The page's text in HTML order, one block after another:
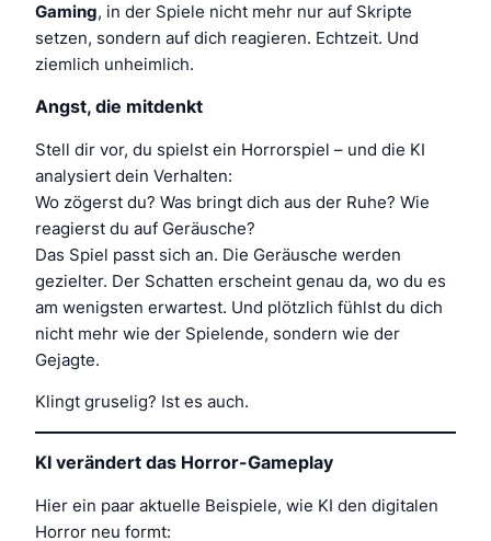
Gaming, in der Spiele nicht mehr nur auf Skripte
setzen, sondern auf dich reagieren. Echtzeit. Und
ziemlich unheimlich.
Angst, die mitdenkt
Stell dir vor, du spielst ein Horrorspiel – und die KI
analysiert dein Verhalten:
Wo zögerst du? Was bringt dich aus der Ruhe? Wie
reagierst du auf Geräusche?
Das Spiel passt sich an. Die Geräusche werden
gezielter. Der Schatten erscheint genau da, wo du es
am wenigsten erwartest. Und plötzlich fühlst du dich
nicht mehr wie der Spielende, sondern wie der
Gejagte.
Klingt gruselig? Ist es auch.
KI verändert das Horror-Gameplay
Hier ein paar aktuelle Beispiele, wie KI den digitalen
Horror neu formt: